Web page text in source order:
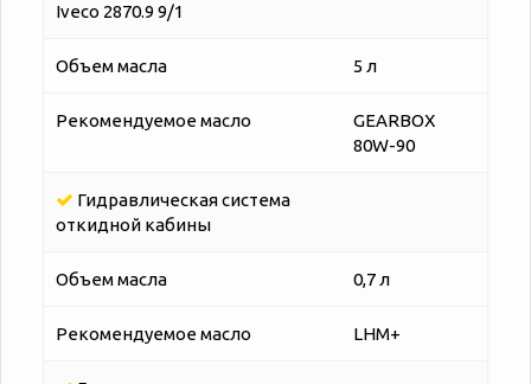
Iveco 2870.9 9/1
Объем масла 5 л
Рекомендуемое масло
GEARBOX
80W-90
Гидравлическая система
откидной кабины
Объем масла 0,7 л
Рекомендуемое масло LHM+